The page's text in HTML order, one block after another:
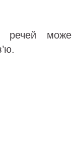
речей може